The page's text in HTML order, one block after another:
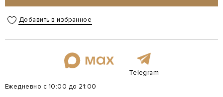
Добавить в избранное
Telegram
Ежедневно с 10:00 до 21:00